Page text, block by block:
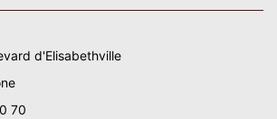
d'Elisabethville
70